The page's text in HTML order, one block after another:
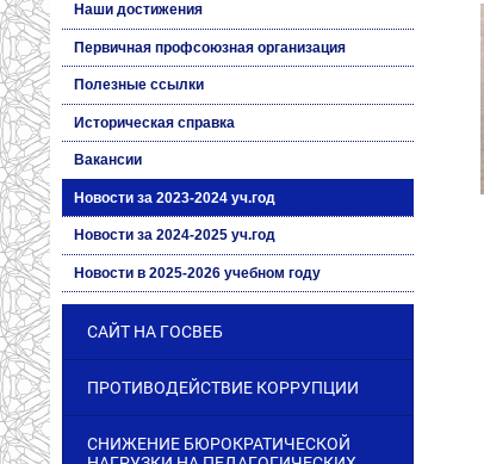
Наши достижения
Первичная профсоюзная организация
Полезные ссылки
Историческая справка
Вакансии
Новости за 2023-2024 уч.год
Новости за 2024-2025 уч.год
Новости в 2025-2026 учебном году
САЙТ НА ГОСВЕБ
ПРОТИВОДЕЙСТВИЕ КОРРУПЦИИ
СНИЖЕНИЕ БЮРОКРАТИЧЕСКОЙ